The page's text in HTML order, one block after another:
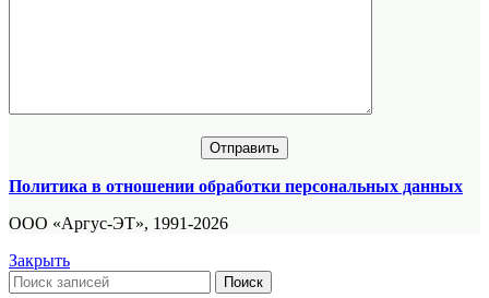
Политика в отношении обработки персональных данных
ООО «Аргус-ЭТ», 1991-2026
Закрыть
Поиск